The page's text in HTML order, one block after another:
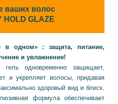
ваших волос
HOLD GLAZE
в одном» : защита, питание,
и увлажнение!
гель одновременно защищает,
и укрепляет волосы, придавая
здоровый вид и блеск.
формула обеспечивает